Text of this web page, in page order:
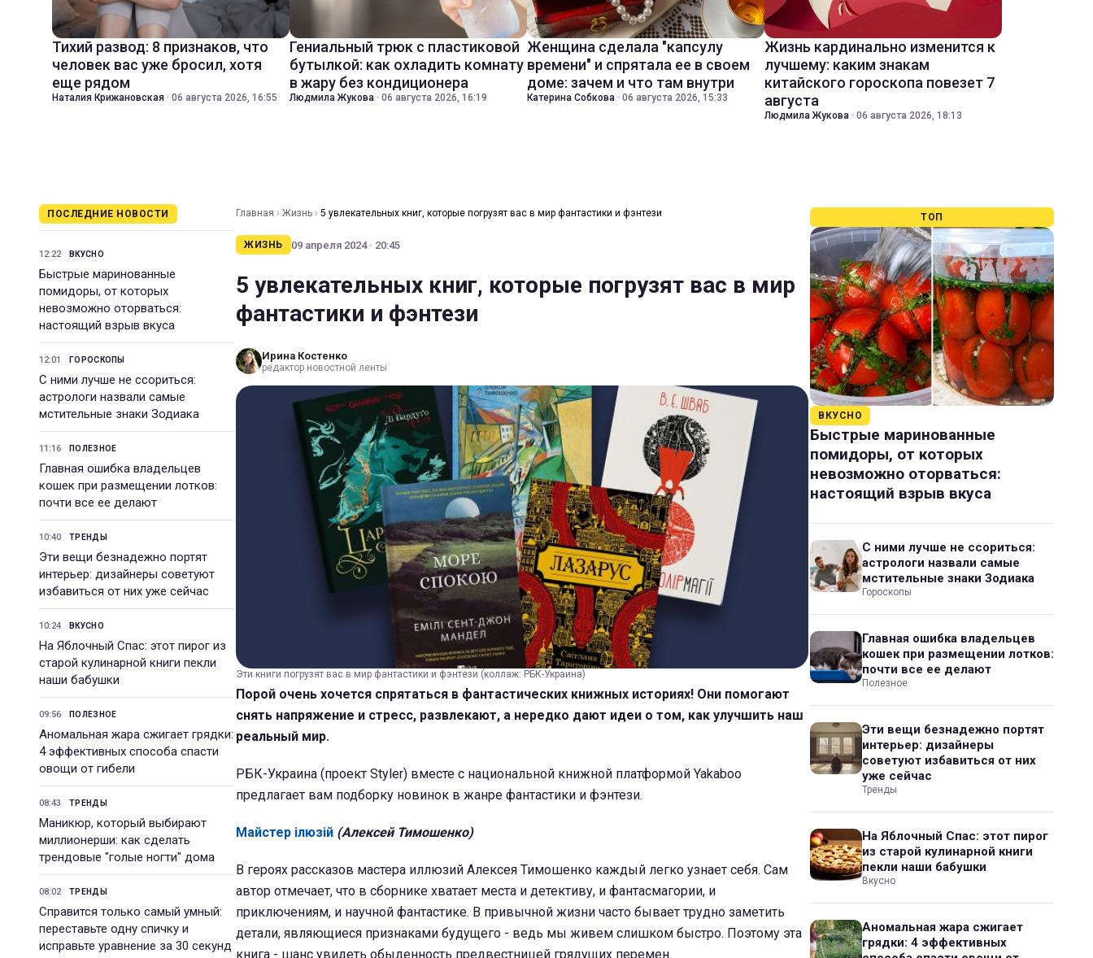
Тихий развод: 8 признаков, что
человек вас уже бросил, хотя
еще рядом
Наталия Крижановская · 06 августа 2026, 16:55
Гениальный трюк с пластиковой
бутылкой: как охладить комнату
в жару без кондиционера
Людмила Жукова · 06 августа 2026, 16:19
Женщина сделала "капсулу
времени" и спрятала ее в своем
доме: зачем и что там внутри
Катерина Собкова · 06 августа 2026, 15:33
Жизнь кардинально изменится к
лучшему: каким знакам
китайского гороскопа повезет 7
августа
Людмила Жукова · 06 августа 2026, 18:13
ПОСЛЕДНИЕ НОВОСТИ
12:22 ВКУСНО
Быстрые маринованные
помидоры, от которых
невозможно оторваться:
настоящий взрыв вкуса
12:01 ГОРОСКОПЫ
С ними лучше не ссориться:
астрологи назвали самые
мстительные знаки Зодиака
11:16 ПОЛЕЗНОЕ
Главная ошибка владельцев
кошек при размещении лотков:
почти все ее делают
10:40 ТРЕНДЫ
Эти вещи безнадежно портят
интерьер: дизайнеры советуют
избавиться от них уже сейчас
10:24 ВКУСНО
На Яблочный Спас: этот пирог из
старой кулинарной книги пекли
наши бабушки
09:56 ПОЛЕЗНОЕ
Аномальная жара сжигает грядки:
4 эффективных способа спасти
овощи от гибели
08:43 ТРЕНДЫ
Маникюр, который выбирают
миллионерши: как сделать
трендовые "голые ногти" дома
08:02 ТРЕНДЫ
Справится только самый умный:
переставьте одну спичку и
исправьте уравнение за 30 секунд
Главная › Жизнь › 5 увлекательных книг, которые погрузят вас в мир фантастики и фэнтези
ЖИЗНЬ 09 апреля 2024 · 20:45
5 увлекательных книг, которые погрузят вас в мир
фантастики и фэнтези
Ирина Костенко
редактор новостной ленты
Эти книги погрузят вас в мир фантастики и фэнтези (коллаж: РБК-Украина)
Порой очень хочется спрятаться в фантастических книжных историях! Они помогают
снять напряжение и стресс, развлекают, а нередко дают идеи о том, как улучшить наш
реальный мир.
РБК-Украина (проект Styler) вместе с национальной книжной платформой Yakaboo
предлагает вам подборку новинок в жанре фантастики и фэнтези.
Майстер ілюзій (Алексей Тимошенко)
В героях рассказов мастера иллюзий Алексея Тимошенко каждый легко узнает себя. Сам
автор отмечает, что в сборнике хватает места и детективу, и фантасмагории, и
приключениям, и научной фантастике. В привычной жизни часто бывает трудно заметить
детали, являющиеся признаками будущего - ведь мы живем слишком быстро. Поэтому эта
книга - шанс увидеть обыденность предвестницей грядущих перемен.
ТОП
ВКУСНО
Быстрые маринованные
помидоры, от которых
невозможно оторваться:
настоящий взрыв вкуса
С ними лучше не ссориться:
астрологи назвали самые
мстительные знаки Зодиака
Гороскопы
Главная ошибка владельцев
кошек при размещении лотков:
почти все ее делают
Полезное
Эти вещи безнадежно портят
интерьер: дизайнеры
советуют избавиться от них
уже сейчас
Тренды
На Яблочный Спас: этот пирог
из старой кулинарной книги
пекли наши бабушки
Вкусно
Аномальная жара сжигает
грядки: 4 эффективных